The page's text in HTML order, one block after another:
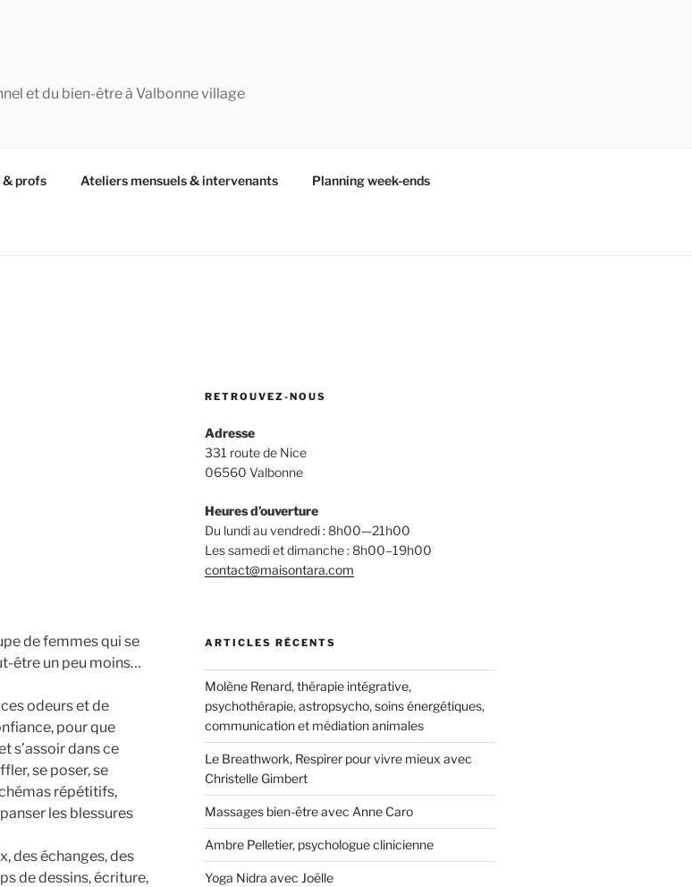
et du bien-être à Valbonne village
& profs Ateliers mensuels & intervenants Planning week-ends
de femmes qui se
être un peu moins…
odeurs et de
pour que
s’assoir dans ce
se poser, se
répétitifs,
les blessures
des échanges, des
de dessins, écriture,
RETROUVEZ-NOUS
Adresse
331 route de Nice
06560 Valbonne
Heures d’ouverture
Du lundi au vendredi : 8h00—21h00
Les samedi et dimanche : 8h00–19h00
contact@maisontara.com
ARTICLES RÉCENTS
Molène Renard, thérapie intégrative,
psychothérapie, astropsycho, soins énergétiques,
communication et médiation animales
Le Breathwork, Respirer pour vivre mieux avec
Christelle Gimbert
Massages bien-être avec Anne Caro
Ambre Pelletier, psychologue clinicienne
Yoga Nidra avec Joëlle